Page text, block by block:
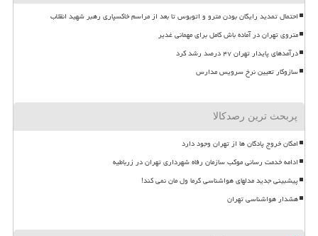
احتمال تمدید رایگان بودن مترو و اتوبوس تا بعد از مراسم خاکسپاری رهبر شهید انقلاب
متروی تهران در آماده باش کامل برای مهمانی غدیر
درآمدهای پایدار تهران ۴۷ درصد رشد کرد
سازوکار تعیین نرخ سرویس مدارس
پربحث ترین رصدکالا
امکان خروج پادگان ها از تهران وجود دارد
ادامه خدمت رسانی موکب سازمان رفاه شهرداری تهران در زرباطیه
پیشبینی جدید مدلهای هواشناسی گرما ول مان نمی کند!
هشدار هواشناسی تهران